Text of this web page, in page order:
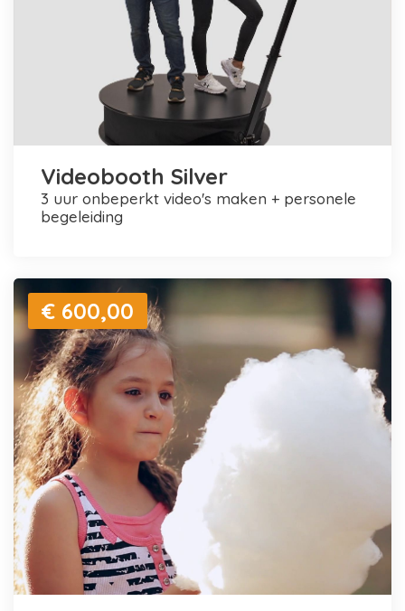
Videobooth Silver
3 uur onbeperkt video's maken + personele
begeleiding
€ 600,00